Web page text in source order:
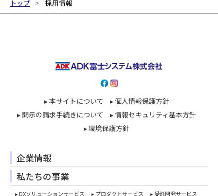
トップ 採用情報
▸ 本サイトについて
▸ 個人情報保護方針
▸ 開示の請求手続きについて
▸ 情報セキュリティ基本方針
▸ 環境保護方針
企業情報
私たちの事業
▸ DXソリューションサービス ▸ プロダクトサービス ▸ 受託開発サービス